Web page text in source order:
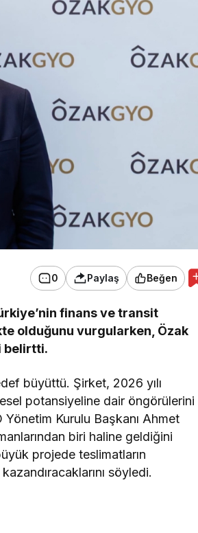
0 Paylaş Beğen
finans ve transit
olduğunu vurgularken, Özak
belirtti.
büyüttü. Şirket, 2026 yılı
potansiyeline dair öngörülerini
Yönetim Kurulu Başkanı Ahmet
biri haline geldiğini
projede teslimatların
söyledi.